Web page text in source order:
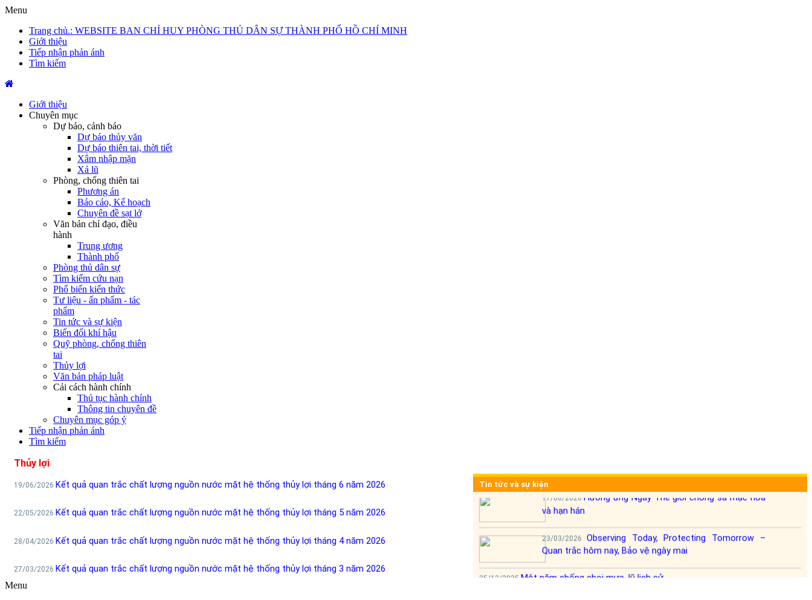
Menu
Trang chủ.: WEBSITE BAN CHỈ HUY PHÒNG THỦ DÂN SỰ THÀNH PHỐ HỒ CHÍ MINH
Giới thiệu
Tiếp nhận phản ánh
Tìm kiếm
Giới thiệu
Chuyên mục
Dự báo, cảnh báo
Dự báo thủy văn
Dự báo thiên tai, thời tiết
Xâm nhập mặn
Xả lũ
Phòng, chống thiên tai
Phương án
Báo cáo, Kế hoạch
Chuyên đề sạt lở
Văn bản chỉ đạo, điều
hành
Trung ương
Thành phố
Phòng thủ dân sự
Tìm kiếm cứu nạn
Phổ biến kiến thức
Tư liệu - ấn phẩm - tác
phẩm
Tin tức và sự kiện
Biến đổi khí hậu
Quỹ phòng, chống thiên
tai
Thủy lợi
Văn bản pháp luật
Cải cách hành chính
Thủ tục hành chính
Thông tin chuyên đề
Chuyên mục góp ý
Tiếp nhận phản ánh
Tìm kiếm
Menu